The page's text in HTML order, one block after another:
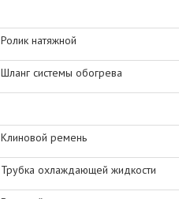
Ролик натяжной
Шланг системы обогрева
Клиновой ремень
Трубка охлаждающей жидкости